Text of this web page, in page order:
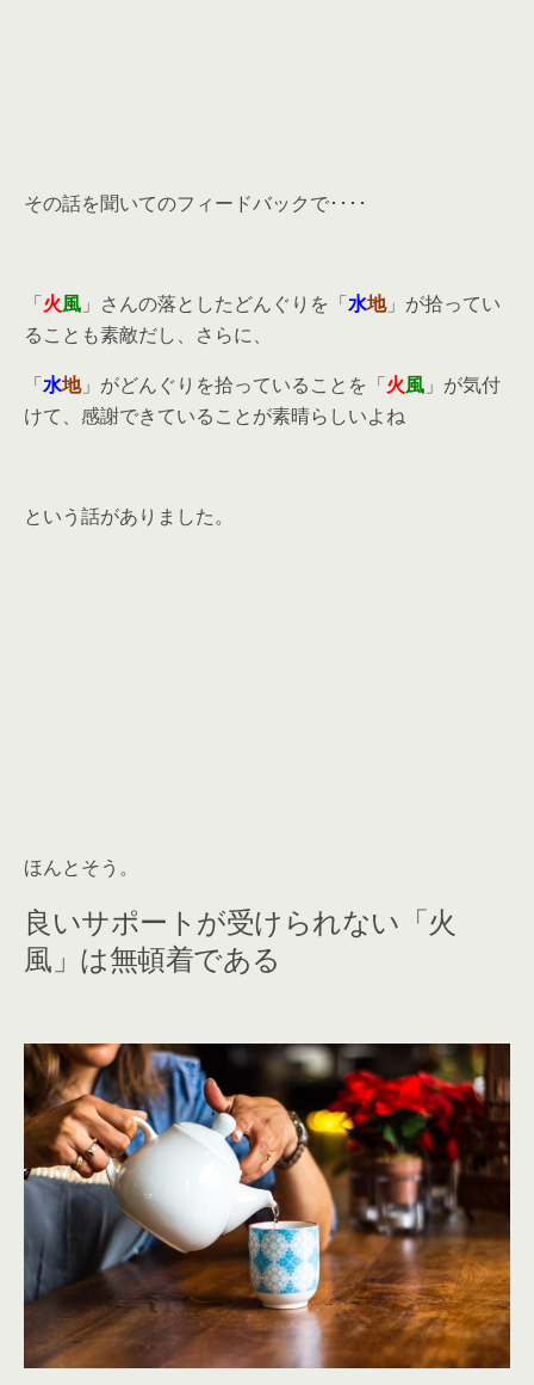
その話を聞いてのフィードバックで････
「火風 」さんの落としたどんぐりを「水地」が拾ってい
ることも素敵だし、さらに、
「水地」がどんぐりを拾っていることを「火風 」が気付
けて、感謝できていることが素晴らしいよね
という話がありました。
ほんとそう。
良いサポートが受けられない「火
風」は無頓着である